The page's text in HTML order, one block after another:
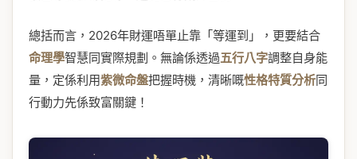
總括而言，2026年財運唔單止靠「等運到」，更要結合
命理學智慧同實際規劃。無論係透過五行八字調整自身能
量，定係利用紫微命盤把握時機，清晰嘅性格特質分析同
行動力先係致富關鍵！